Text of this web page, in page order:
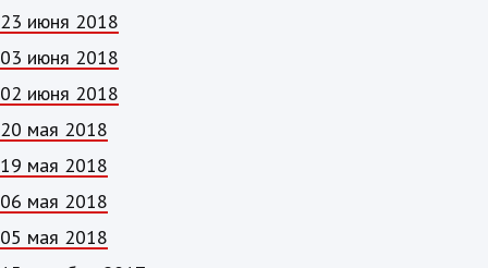
23 июня 2018
03 июня 2018
02 июня 2018
20 мая 2018
19 мая 2018
06 мая 2018
05 мая 2018